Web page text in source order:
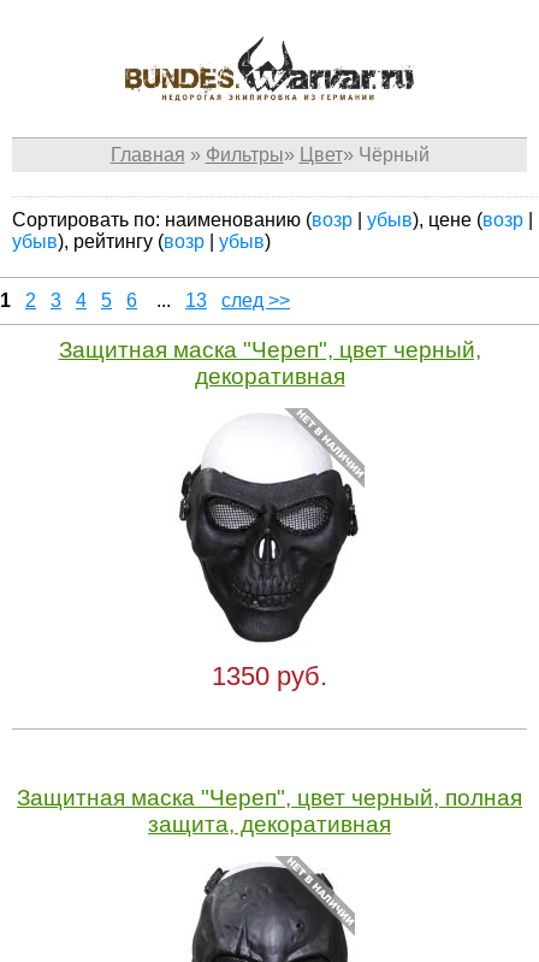
Главная » Фильтры» Цвет» Чёрный
Сортировать по: наименованию (возр убыв), цене (возр
убыв), рейтингу (возр убыв)
1 2 3 4 5 6 ... 13 след >>
Защитная маска "Череп", цвет черный,
декоративная
1350 руб.
Защитная маска "Череп", цвет черный, полная
защита, декоративная